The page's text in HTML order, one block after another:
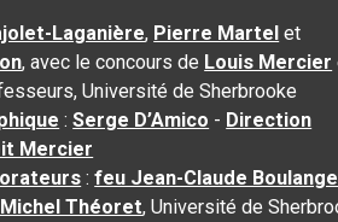
Laganière, Pierre Martel et
, avec le concours de Louis Mercier
Université de Sherbrooke
:Serge D’Amico - Direction
Mercier
:feu Jean-Claude
Théoret, Université de